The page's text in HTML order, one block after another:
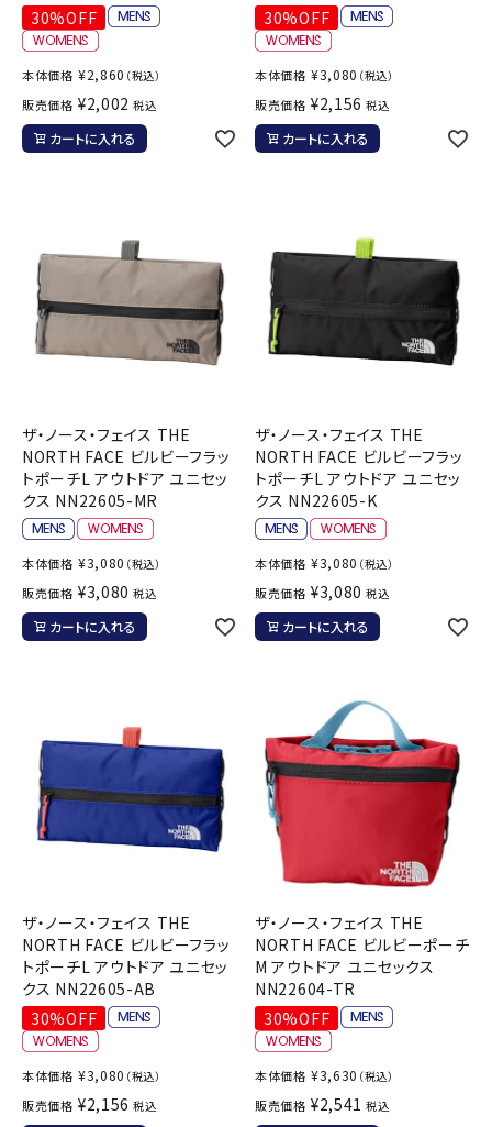
30%OFF
本体価格 ¥2,860 （税込）
販売価格 ¥2,002 税込
カートに入れる
30%OFF
本体価格 ¥3,080 （税込）
販売価格 ¥2,156 税込
カートに入れる
ザ・ノース・フェイス THE
NORTH FACE ビルビーフラッ
トポーチL アウトドア ユニセッ
クス NN22605-MR
本体価格 ¥3,080 （税込）
販売価格 ¥3,080 税込
カートに入れる
ザ・ノース・フェイス THE
NORTH FACE ビルビーフラッ
トポーチL アウトドア ユニセッ
クス NN22605-K
本体価格 ¥3,080 （税込）
販売価格 ¥3,080 税込
カートに入れる
ザ・ノース・フェイス THE
NORTH FACE ビルビーフラッ
トポーチL アウトドア ユニセッ
クス NN22605-AB
30%OFF
本体価格 ¥3,080 （税込）
販売価格 ¥2,156 税込
ザ・ノース・フェイス THE
NORTH FACE ビルビーポーチ
M アウトドア ユニセックス
NN22604-TR
30%OFF
本体価格 ¥3,630 （税込）
販売価格 ¥2,541 税込